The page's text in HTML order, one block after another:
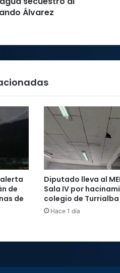
Álvarez
de
de
Diputado lleva al
Sala IV por
colegio de Turrialba
Hace 1 día